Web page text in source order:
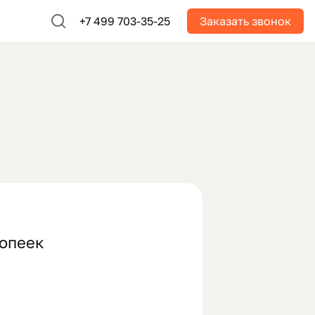
+7 499 703-35-25 Заказать звонок